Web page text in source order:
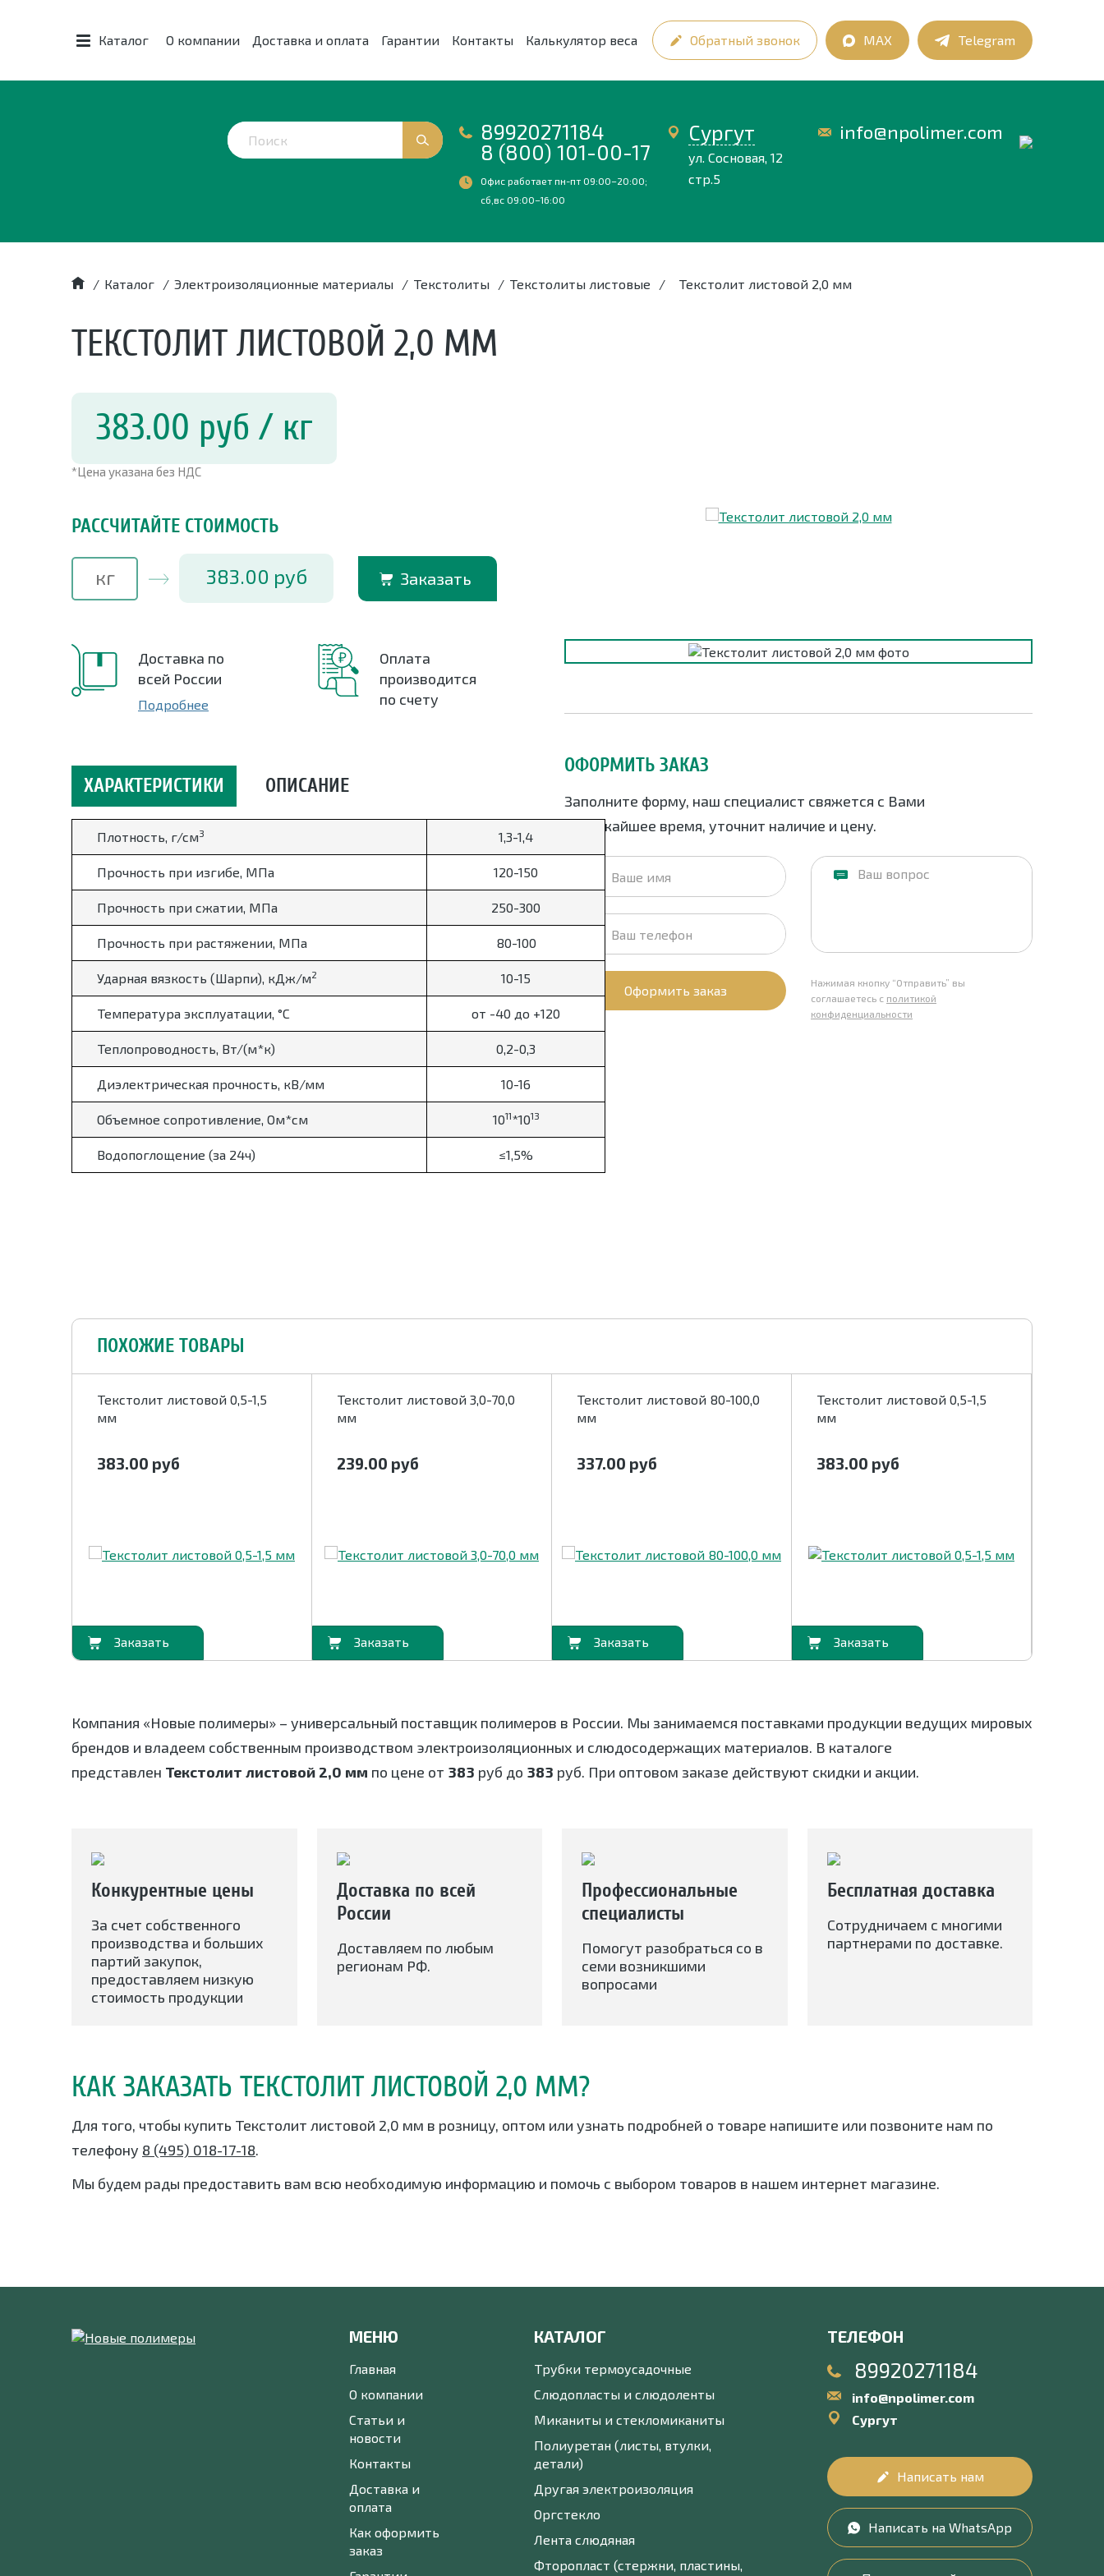
Каталог О компании Доставка и оплата Гарантии Контакты Калькулятор веса Обратный звонок MAX Telegram
89920271184
8 (800) 101-00-17
Офис работает пн-пт 09:00–20:00;
сб,вс 09:00–16:00
Сургут
ул. Сосновая, 12
стр.5
info@npolimer.com
/ Каталог / Электроизоляционные материалы / Текстолиты / Текстолиты листовые / Текстолит листовой 2,0 мм
ТЕКСТОЛИТ ЛИСТОВОЙ 2,0 ММ
ОФОРМИТЬ ЗАКАЗ
Заполните форму, наш специалист свяжется с Вами
в ближайшее время, уточнит наличие и цену.
Оформить заказ
Нажимая кнопку “Отправить” вы
соглашаетесь с политикой
конфиденциальности
383.00 руб / кг
*Цена указана без НДС
РАССЧИТАЙТЕ СТОИМОСТЬ
383.00 руб Заказать
Доставка по
всей России
Подробнее
Оплата
производится
по счету
ХАРАКТЕРИСТИКИ ОПИСАНИЕ
Плотность, г/см3 1,3-1,4
Прочность при изгибе, МПа 120-150
Прочность при сжатии, МПа 250-300
Прочность при растяжении, МПа 80-100
Ударная вязкость (Шарпи), кДж/м2 10-15
Температура эксплуатации, °С от -40 до +120
Теплопроводность, Вт/(м*к) 0,2-0,3
Диэлектрическая прочность, кВ/мм 10-16
Объемное сопротивление, Ом*см 1011*1013
Водопоглощение (за 24ч) ≤1,5%
ПОХОЖИЕ ТОВАРЫ
Текстолит листовой 0,5-1,5
мм
383.00 руб
В корзину
Текстолит листовой 3,0-70,0
мм
239.00 руб
В корзину
Текстолит листовой 80-100,0
мм
337.00 руб
В корзину
Текстолит листовой 0,5-1,5
мм
383.00 руб
В корзину
Компания «Новые полимеры» – универсальный поставщик полимеров в России. Мы занимаемся поставками продукции ведущих мировых
брендов и владеем собственным производством электроизоляционных и слюдосодержащих материалов. В каталоге
представлен Текстолит листовой 2,0 мм по цене от 383 руб до 383 руб. При оптовом заказе действуют скидки и акции.
Конкурентные цены
За счет собственного
производства и больших
партий закупок,
предоставляем низкую
стоимость продукции
Доставка по всей
России
Доставляем по любым
регионам РФ.
Профессиональные
специалисты
Помогут разобраться со в
семи возникшими
вопросами
Бесплатная доставка
Сотрудничаем с многими
партнерами по доставке.
КАК ЗАКАЗАТЬ ТЕКСТОЛИТ ЛИСТОВОЙ 2,0 ММ?
Для того, чтобы купить Текстолит листовой 2,0 мм в розницу, оптом или узнать подробней о товаре напишите или позвоните нам по
телефону 8 (495) 018-17-18.
Мы будем рады предоставить вам всю необходимую информацию и помочь с выбором товаров в нашем интернет магазине.
МЕНЮ
Главная
О компании
Статьи и
новости
Контакты
Доставка и
оплата
Как оформить
заказ
КАТАЛОГ
Трубки термоусадочные
Слюдопласты и слюдоленты
Миканиты и стекломиканиты
Полиуретан (листы, втулки,
детали)
Другая электроизоляция
Оргстекло
Лента слюдяная
Фторопласт (стержни, пластины,
ТЕЛЕФОН
89920271184
info@npolimer.com
Сургут
Написать нам
Написать на WhatsApp